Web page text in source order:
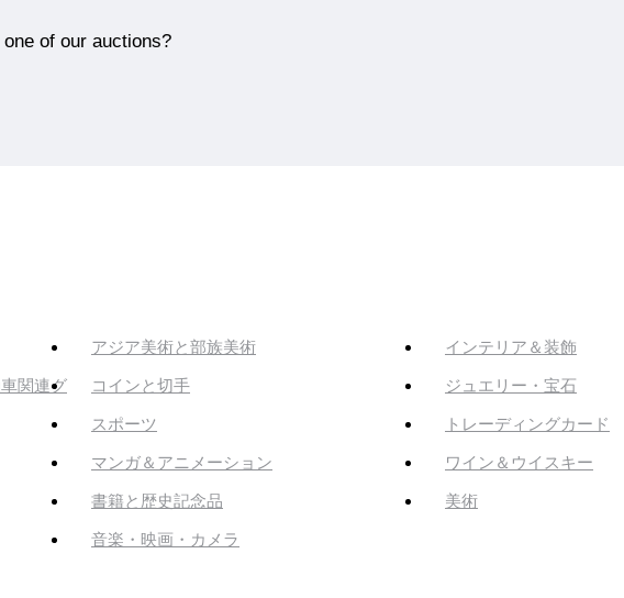
of our auctions?
アジア美術と部族美術 インテリア＆装飾
関連グ
コインと切手 ジュエリー・宝石
スポーツ トレーディングカード
マンガ＆アニメーション ワイン＆ウイスキー
書籍と歴史記念品 美術
音楽・映画・カメラ